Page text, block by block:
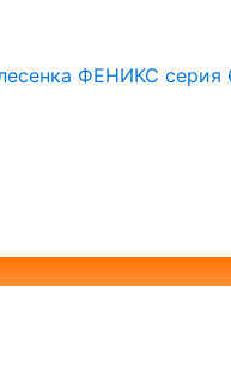
ФЕНИКС серия